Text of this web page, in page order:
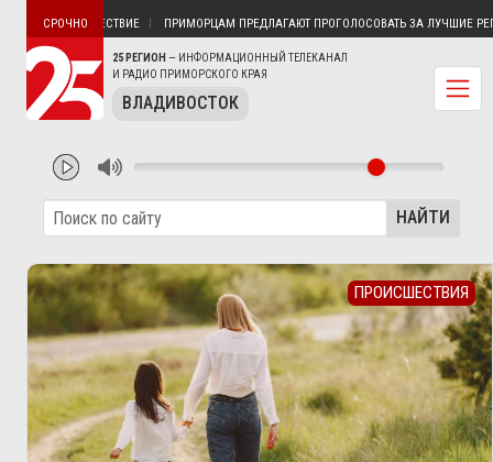
25 РЕГИОН — ИНФОРМАЦИОННЫЙ ТЕЛЕКАНАЛ
И РАДИО ПРИМОРСКОГО КРАЯ
ВЛАДИВОСТОК
СРОЧНО
ПУТЕШЕСТВИЕ ПРИМОРЦАМ ПРЕДЛАГАЮТ ПРОГОЛОСОВАТЬ ЗА ЛУЧШИЕ
НАЙТИ
ПРОИСШЕСТВИЯ